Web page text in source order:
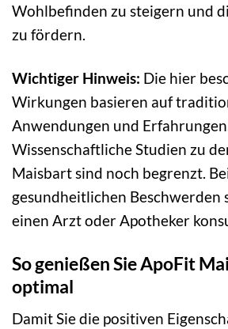
Wohlbefinden zu steigern und
zu fördern.
Wichtiger Hinweis: Die hier
Wirkungen basieren auf
Anwendungen und
Wissenschaftliche Studien zu
Maisbart sind noch begrenzt.
gesundheitlichen Beschwerden
einen Arzt oder Apotheker
So genießen Sie ApoFit
optimal
Damit Sie die positiven